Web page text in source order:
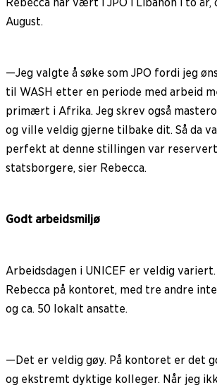
August.
—Jeg valgte å søke som JPO fordi jeg
til WASH etter en periode med arbeid
primært i Afrika. Jeg skrev også
og ville veldig gjerne tilbake dit. Så da
perfekt at denne stillingen var
statsborgere, sier Rebecca.
Godt arbeidsmiljø
Arbeidsdagen i UNICEF er veldig
Rebecca på kontoret, med tre andre
og ca. 50 lokalt ansatte.
—Det er veldig gøy. På kontoret er det
og ekstremt dyktige kolleger. Når jeg